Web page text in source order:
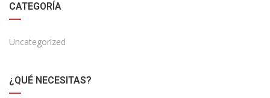
CATEGORÍA
Uncategorized
¿QUÉ NECESITAS?